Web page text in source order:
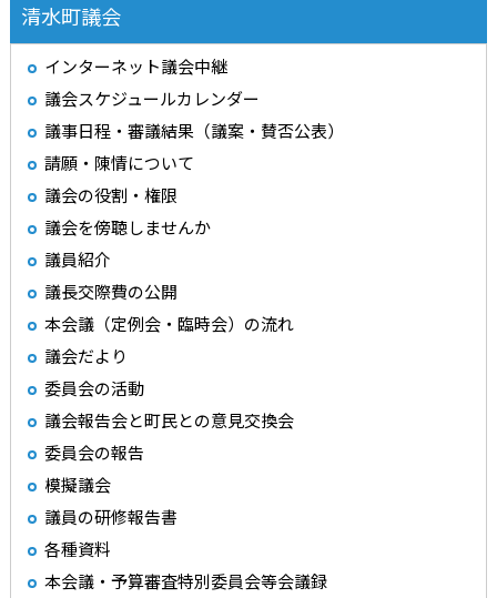
清水町議会
インターネット議会中継
議会スケジュールカレンダー
議事日程・審議結果（議案・賛否公表）
請願・陳情について
議会の役割・権限
議会を傍聴しませんか
議員紹介
議長交際費の公開
本会議（定例会・臨時会）の流れ
議会だより
委員会の活動
議会報告会と町民との意見交換会
委員会の報告
模擬議会
議員の研修報告書
各種資料
本会議・予算審査特別委員会等会議録